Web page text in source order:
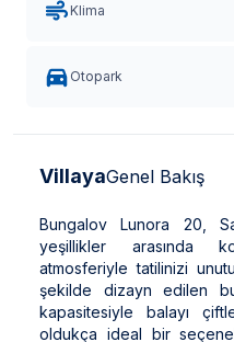
Klima
Otopark
VillayaGenel Bakış
Bungalov Lunora 20,
yeşillikler arasında
atmosferiyle tatilinizi
şekilde dizayn edilen
kapasitesiyle balayı
oldukça ideal bir